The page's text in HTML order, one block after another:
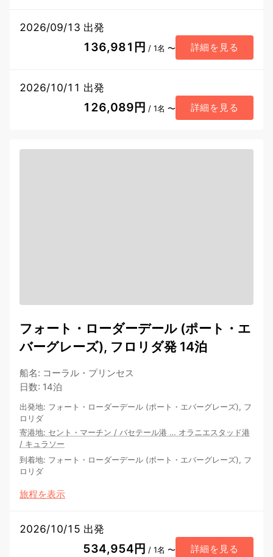
2026/09/13 出発
136,981円 / 1名 〜 詳細を見る
2026/10/11 出発
126,089円 / 1名 〜 詳細を見る
フォート・ローダーデール (ポート・エ
バーグレーズ), フロリダ発 14泊
船名: コーラル・プリンセス
日数: 14泊
出発地: フォート・ローダーデール (ポート・エバーグレーズ), フ
ロリダ
寄港地: セント・マーチン / バセテール港 … オラニエスタッド港
/ キュラソー
到着地: フォート・ローダーデール (ポート・エバーグレーズ), フ
ロリダ
旅程を表示
2026/10/15 出発
534,954円 / 1名 〜 詳細を見る